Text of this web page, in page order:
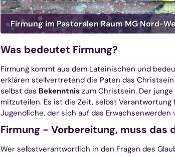
Firmung im Pastoralen Raum MG Nord-
Was bedeutet Firmung?
Firmung kommt aus dem Lateinischen und
erklären stellvertretend die Paten das
selbst das Bekenntniszum Christsein. Der
mitzuteilen. Es ist die Zeit, selbst
Jugendliche, der sich auf das
Firmung - Vorbereitung, muss das
Wer selbstverantwortlich in den Fragen des